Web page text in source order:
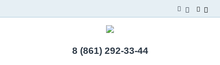
8 (861) 292-33-44